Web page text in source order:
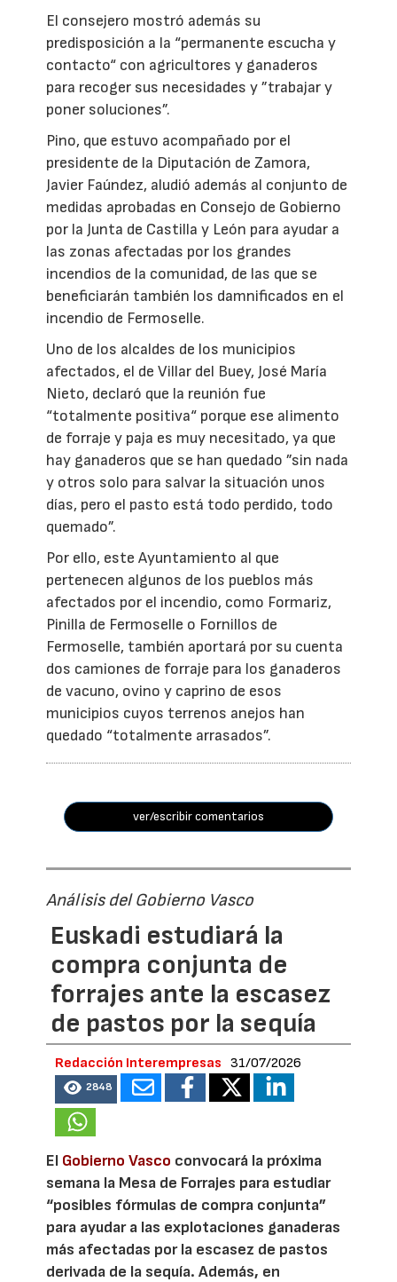
El consejero mostró además su
predisposición a la “permanente escucha y
contacto“ con agricultores y ganaderos
para recoger sus necesidades y ”trabajar y
poner soluciones”.
Pino, que estuvo acompañado por el
presidente de la Diputación de Zamora,
Javier Faúndez, aludió además al conjunto de
medidas aprobadas en Consejo de Gobierno
por la Junta de Castilla y León para ayudar a
las zonas afectadas por los grandes
incendios de la comunidad, de las que se
beneficiarán también los damnificados en el
incendio de Fermoselle.
Uno de los alcaldes de los municipios
afectados, el de Villar del Buey, José María
Nieto, declaró que la reunión fue
“totalmente positiva“ porque ese alimento
de forraje y paja es muy necesitado, ya que
hay ganaderos que se han quedado ”sin nada
y otros solo para salvar la situación unos
días, pero el pasto está todo perdido, todo
quemado”.
Por ello, este Ayuntamiento al que
pertenecen algunos de los pueblos más
afectados por el incendio, como Formariz,
Pinilla de Fermoselle o Fornillos de
Fermoselle, también aportará por su cuenta
dos camiones de forraje para los ganaderos
de vacuno, ovino y caprino de esos
municipios cuyos terrenos anejos han
quedado “totalmente arrasados”.
ver/escribir comentarios
Análisis del Gobierno Vasco
Euskadi estudiará la
compra conjunta de
forrajes ante la escasez
de pastos por la sequía
Redacción Interempresas 31/07/2026
2848
El Gobierno Vasco convocará la próxima
semana la Mesa de Forrajes para estudiar
“posibles fórmulas de compra conjunta”
para ayudar a las explotaciones ganaderas
más afectadas por la escasez de pastos
derivada de la sequía. Además, en